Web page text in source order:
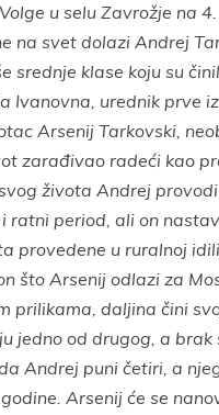
u selu Zavrožje na
na svet dolazi Andrej
srednje klase koju su
Ivanovna, urednik prve
Arsenij Tarkovski,
zarađivao radeći kao
života Andrej
i ratni period, ali on
provedene u ruralnoj
što Arsenij odlazi za
prilikama, daljina čini
jedno od drugog, a brak
Andrej puni četiri, a
Arsenij će se